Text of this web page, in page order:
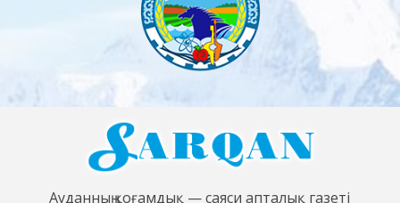
Ауданның қоғамдық — саяси апталық газеті